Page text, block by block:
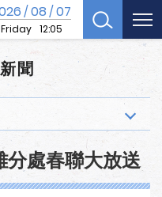
/08/07
Friday 12:05
聞
分處春聯大放送